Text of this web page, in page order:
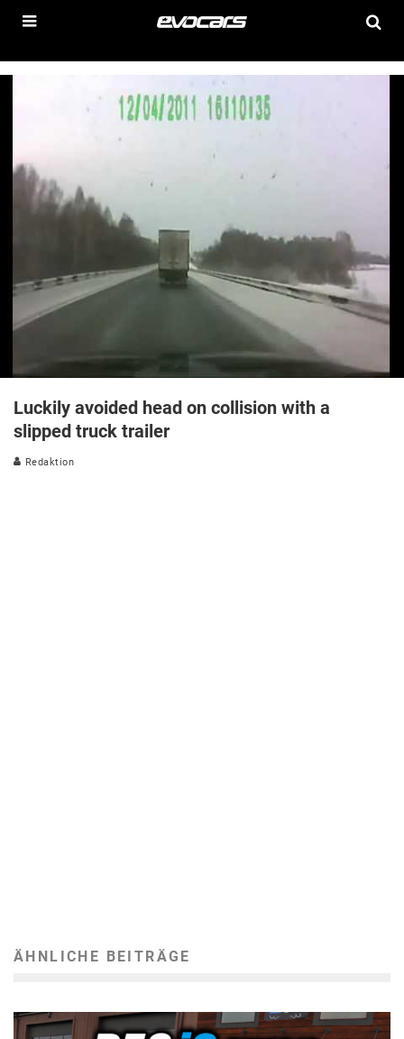
Luckily avoided head on collision with a
slipped truck trailer
Redaktion
ÄHNLICHE BEITRÄGE